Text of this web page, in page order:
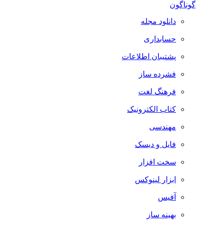
گوناگون
دانلود مجله
حسابداری
پشتیبان اطلاعات
فشرده ساز
فرهنگ لغت
کتاب الکترونیک
مهندسی
فایل و دیسک
سخت افزار
ابزار لینوکس
آفیس
بهینه ساز